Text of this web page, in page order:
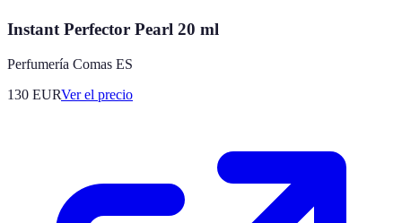
Instant Perfector Pearl 20 ml
Perfumería Comas ES
130 EURVer el precio